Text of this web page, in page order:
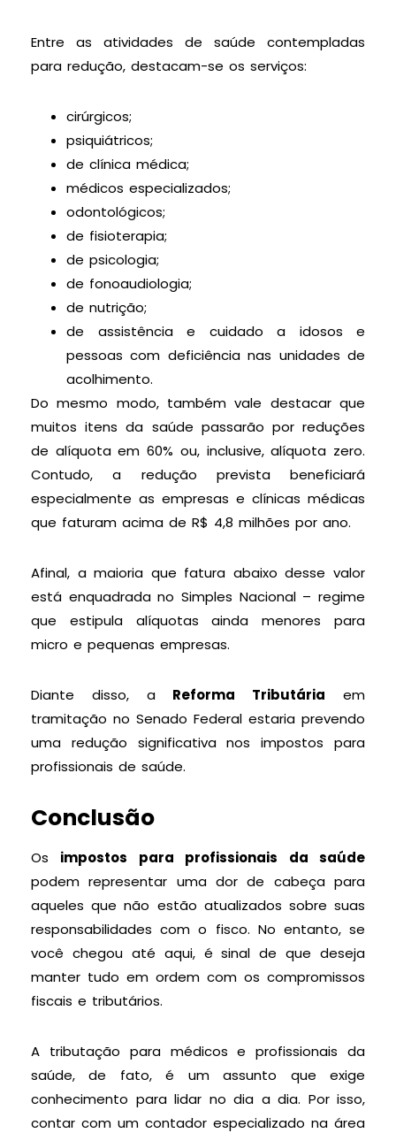
Entre as atividades de saúde contempladas
para redução, destacam-se os serviços:
cirúrgicos;
psiquiátricos;
de clínica médica;
médicos especializados;
odontológicos;
de fisioterapia;
de psicologia;
de fonoaudiologia;
de nutrição;
de assistência e cuidado a idosos e
pessoas com deficiência nas unidades de
acolhimento.
Do mesmo modo, também vale destacar que
muitos itens da saúde passarão por reduções
de alíquota em 60% ou, inclusive, alíquota zero.
Contudo, a redução prevista beneficiará
especialmente as empresas e clínicas médicas
que faturam acima de R$ 4,8 milhões por ano.
Afinal, a maioria que fatura abaixo desse valor
está enquadrada no Simples Nacional – regime
que estipula alíquotas ainda menores para
micro e pequenas empresas.
Diante disso, a Reforma Tributária em
tramitação no Senado Federal estaria prevendo
uma redução significativa nos impostos para
profissionais de saúde.
Conclusão
Os impostos para profissionais da saúde
podem representar uma dor de cabeça para
aqueles que não estão atualizados sobre suas
responsabilidades com o fisco. No entanto, se
você chegou até aqui, é sinal de que deseja
manter tudo em ordem com os compromissos
fiscais e tributários.
A tributação para médicos e profissionais da
saúde, de fato, é um assunto que exige
conhecimento para lidar no dia a dia. Por isso,
contar com um contador especializado na área